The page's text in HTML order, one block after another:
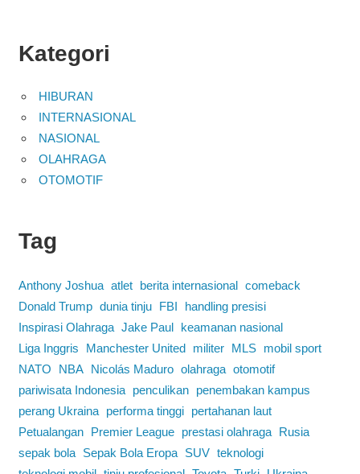
Kategori
HIBURAN
INTERNASIONAL
NASIONAL
OLAHRAGA
OTOMOTIF
Tag
Anthony Joshua atlet berita internasional comeback
Donald Trump dunia tinju FBI
handling presisi
Inspirasi Olahraga Jake Paul
keamanan nasional
Liga Inggris
Manchester United militer MLS
mobil sport
NATO
NBA Nicolás Maduro olahraga otomotif
pariwisata Indonesia
penculikan
penembakan kampus
perang Ukraina
performa tinggi
pertahanan laut
Petualangan
Premier League prestasi olahraga
Rusia
sepak bola
Sepak Bola Eropa SUV teknologi